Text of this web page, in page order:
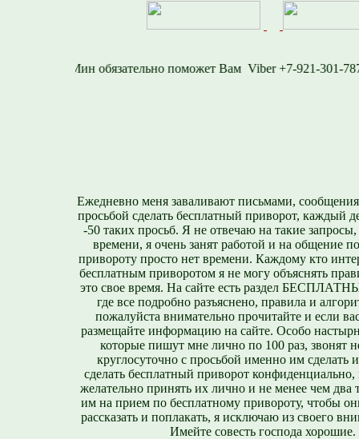
Viber +7-921-
Ежедневно меня заваливают письмами,
просьбой сделать бесплатный приворот, каждый
-50 таких просьб. Я не отвечаю на такие
времени, я очень занят работой и на общение
привороту просто нет времени. Каждому кто
бесплатным приворотом я не могу объяснять
это свое время. На сайте есть раздел
где все подробно разъяснено, правила и
пожалуйста внимательно прочитайте и если
размещайте информацию на сайте. Особо
которые пишут мне лично по 100 раз, звонят
круглосуточно с просьбой именно им сделать
сделать бесплатный приворот конфиденциально,
желательно принять их лично и не менее чем два
им на прием по бесплатному привороту, чтобы
рассказать и поплакать, я исключаю из своего
Имейте совесть господа хорошие.